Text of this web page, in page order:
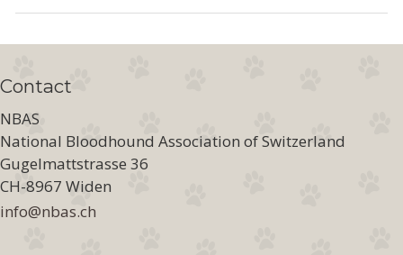
Contact
NBAS
National Bloodhound Association of Switzerland
Gugelmattstrasse 36
CH-8967 Widen
nf
nb s ch